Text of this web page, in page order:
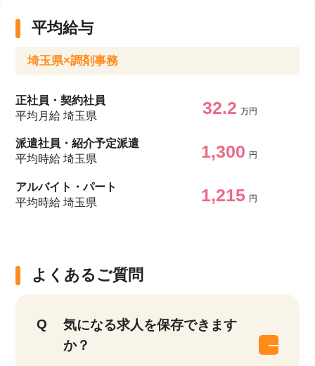
平均給与
埼玉県×調剤事務
正社員・契約社員
平均月給 埼玉県
32.2 万円
派遣社員・紹介予定派遣
平均時給 埼玉県
1,300 円
アルバイト・パート
平均時給 埼玉県
1,215 円
よくあるご質問
気になる求人を保存できます
か？